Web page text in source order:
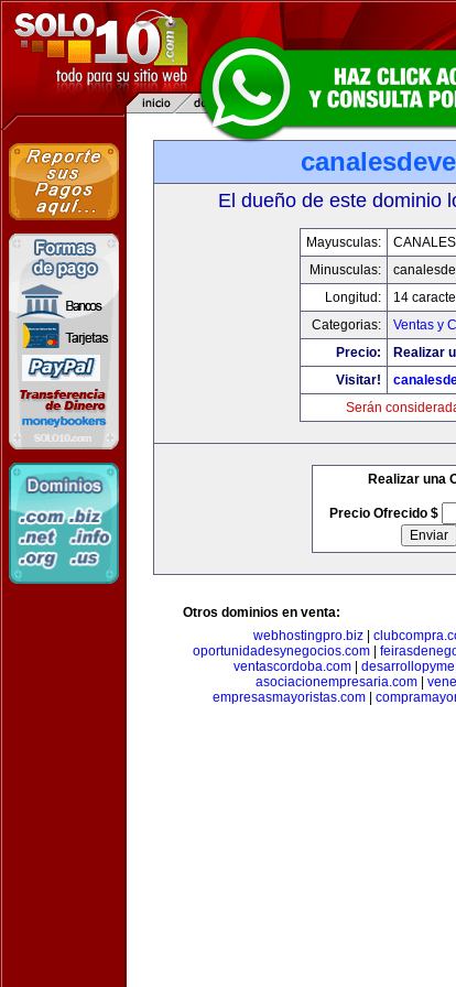
El dueño de este dominio
Mayusculas:
Minusculas:
Longitud:
14
Categorias:
Ventas y
Precio:
Realizar
Visitar!
Serán
Realizar una
Precio Ofrecido $
Otros dominios en venta:
webhostingpro.biz|
oportunidadesynegocios.com|
ventascordoba.com|
asociacionempresaria.com
empresasmayoristas.com|